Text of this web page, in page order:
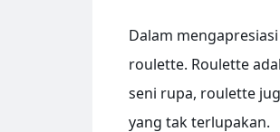
Dalam
roulette. Roulette
seni rupa, roulette
yang tak terlupakan.